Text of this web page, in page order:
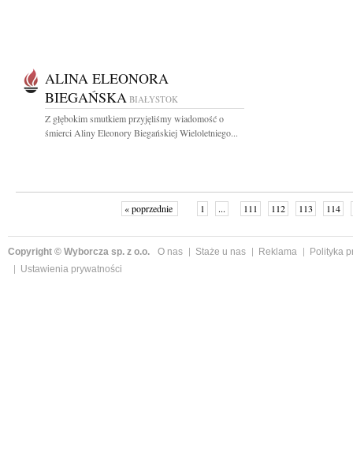
ALINA ELEONORA
BIEGAŃSKA BIAŁYSTOK
Z głębokim smutkiem przyjęliśmy wiadomość o
śmierci Aliny Eleonory Biegańskiej Wieloletniego...
« poprzednie 1 ... 111 112 113 114
Copyright © Wyborcza sp. z o.o. O nas Staże u nas Reklama
Polityka
Ustawienia prywatności